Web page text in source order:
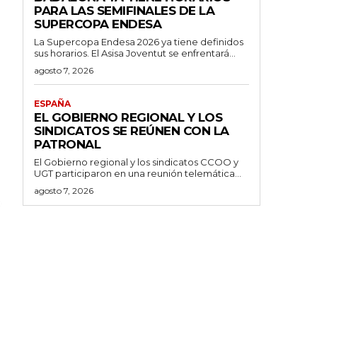
PARA LAS SEMIFINALES DE LA
SUPERCOPA ENDESA
La Supercopa Endesa 2026 ya tiene definidos
sus horarios. El Asisa Joventut se enfrentará...
agosto 7, 2026
ESPAÑA
EL GOBIERNO REGIONAL Y LOS
SINDICATOS SE REÚNEN CON LA
PATRONAL
El Gobierno regional y los sindicatos CCOO y
UGT participaron en una reunión telemática...
agosto 7, 2026